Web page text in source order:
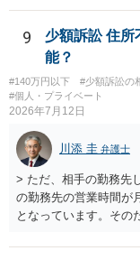
9
少額訴訟 住所
能？
#140万円以下 #少額訴訟の
#個人・プライベート
2026年7月12日
川添 圭 弁護士
> ただ、相手の勤務先
の勤務先の営業時間が
となっています。その
夜間の送達を上申する